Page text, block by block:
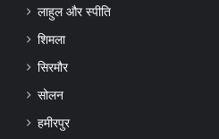
लाहुल और स्पीति
शिमला
सिरमौर
सोलन
हमीरपुर